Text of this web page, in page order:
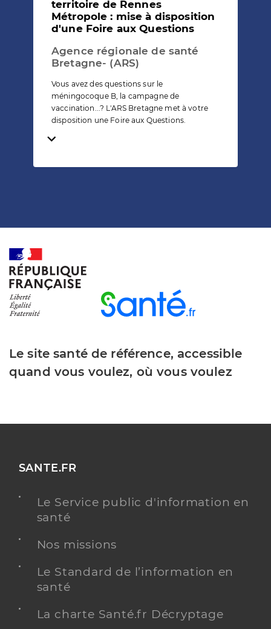
territoire de Rennes
Métropole : mise à disposition
d'une Foire aux Questions
Agence régionale de santé
Bretagne- (ARS)
Vous avez des questions sur le
méningocoque B, la campagne de
vaccination...? L'ARS Bretagne met à votre
disposition une Foire aux Questions.
Temps de lecture
Le site santé de référence, accessible
quand vous voulez, où vous voulez
SANTE.FR
Le Service public d'information en
santé
Nos missions
Le Standard de l’information en
santé
La charte Santé.fr Décryptage